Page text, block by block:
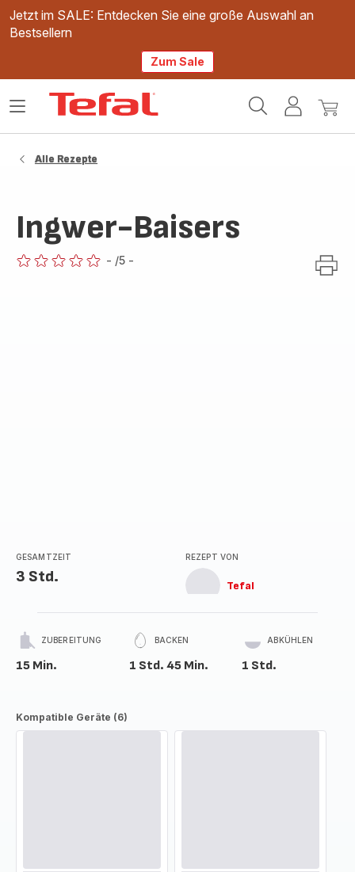
Jetzt im SALE: Entdecken Sie eine große Auswahl an
Bestsellern
Zum Sale
Mein
Mein
Das
Alle Rezepte
Ingwer-Baisers
- /5 -
GESAMTZEIT
3 Std.
REZEPT VON
Tefal
ZUBEREITUNG
15 Min.
BACKEN
1 Std. 45 Min.
ABKÜHLEN
1 Std.
Kompatible Geräte (6)